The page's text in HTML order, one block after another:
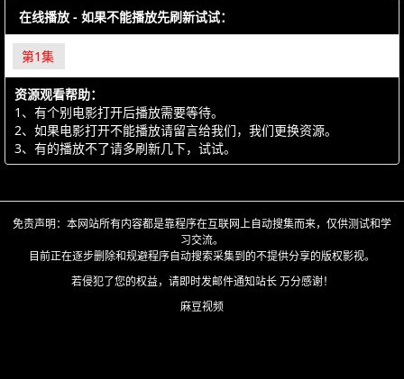
在线播放 - 如果不能播放先刷新试试：
第1集
资源观看帮助：
1、有个别电影打开后播放需要等待。
2、如果电影打开不能播放请留言给我们，我们更换资源。
3、有的播放不了请多刷新几下，试试。
免责声明：本网站所有内容都是靠程序在互联网上自动搜集而来，仅供测试和学
习交流。
目前正在逐步删除和规避程序自动搜索采集到的不提供分享的版权影视。
若侵犯了您的权益，请即时发邮件通知站长 万分感谢！
麻豆视频